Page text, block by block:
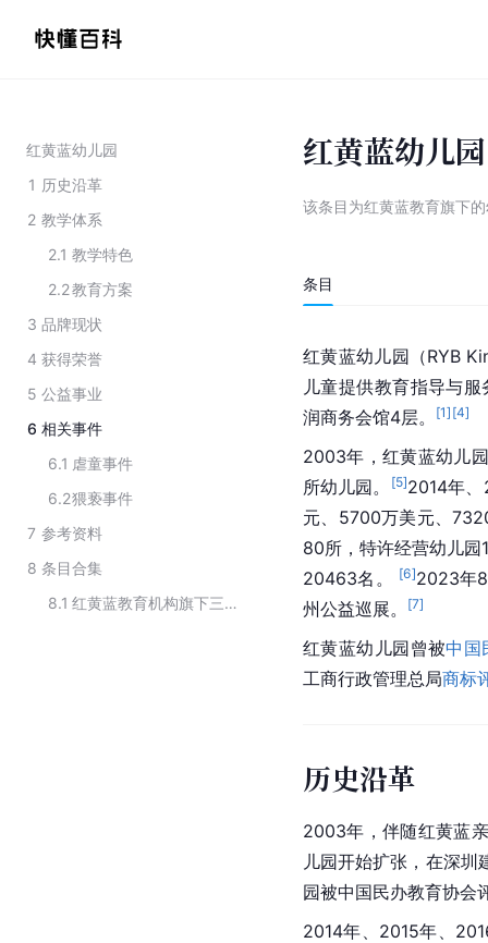
红黄蓝幼儿园
1 历史沿革
2 教学体系
2.1 教学特色
2.2教育方案
3 品牌现状
4 获得荣誉
5 公益事业
6 相关事件
6.1 虐童事件
6.2猥亵事件
7 参考资料
8 条目合集
8.1
红黄蓝教育机构旗下三大教育品牌
红黄蓝幼儿园
该条目为红黄蓝教育旗下
条目
红黄蓝幼儿园（RYB
儿童提供教育指导与服
润商务会馆4层。
[1] [4]
2003年，红黄蓝幼儿
所幼儿园。
[5]2014年
元、5700万美元、
80所，特许经营幼儿
20463名。
[6]2023年
州公益巡展。
[7]
红黄蓝幼儿园曾被中国
工商行政管理总局商标
历史沿革
2003年，伴随红黄蓝
儿园开始扩张，在深
园被中国民办教育协会
2014年、2015年、